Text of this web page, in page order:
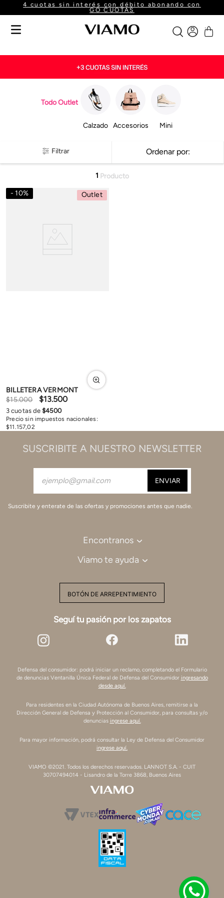
4 cuotas sin interés con débito abonando con
GO CUOTAS
Todo Outlet
Calzado Accesorios Mini
Filtrar Ordenar por
1 Producto
10% Outlet
BILLETERA VERMONT
$15.000 $13.500
Precio sin impuestos nacionales:
$11.157,02
3 cuotas de$4500
SUSCRIBITE A NUESTRO NEWSLETTER
Suscribite y enterate de las ofertas y promociones antes que nadie.
Encontranos
Viamo te ayuda
BOTÓN DE ARREPENTIMIENTO
Seguí tu pasión por los zapatos
Defensa del consumidor: podrá iniciar un reclamo, completando el Formulario
de denuncias Ventanilla Única Federal de Defensa del Consumidor ingresando
desde aquí.
Para residentes en la Ciudad Autónoma de Buenos Aires, remitirse a la
Dirección General de Defensa y Protección al Consumidor, para consultas y/o
denuncias ingrese aquí.
Para mayor información, podrá consultar la Ley de Defensa del Consumidor
ingrese aquí.
VIAMO ©2021. Todos los derechos reservados. LANNOT S.A. - CUIT
30707494014 - Lisandro de la Torre 3868, Buenos Aires